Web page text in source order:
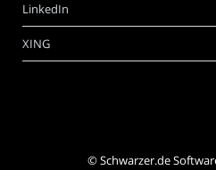
LinkedIn
XING
©Schwarzer.de